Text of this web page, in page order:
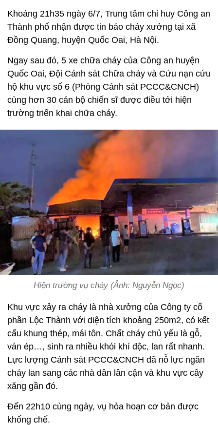
Khoảng 21h35 ngày 6/7, Trung tâm chỉ huy Công an
Thành phố nhận được tin báo cháy xưởng tại xã
Đồng Quang, huyện Quốc Oai, Hà Nội.
Ngay sau đó, 5 xe chữa cháy của Công an huyện
Quốc Oai, Đội Cảnh sát Chữa cháy và Cứu nạn cứu
hộ khu vực số 6 (Phòng Cảnh sát PCCC&CNCH)
cùng hơn 30 cán bộ chiến sĩ được điều tới hiện
trường triển khai chữa cháy.
Hiện trường vụ cháy (Ảnh: Nguyễn Ngọc)
Khu vực xảy ra cháy là nhà xưởng của Công ty cổ
phần Lộc Thành với diện tích khoảng 250m2, có kết
cấu khung thép, mái tôn. Chất cháy chủ yếu là gỗ,
ván ép…, sinh ra nhiều khói khí độc, lan rất nhanh.
Lực lượng Cảnh sát PCCC&CNCH đã nỗ lực ngăn
cháy lan sang các nhà dân lân cận và khu vực cây
xăng gần đó.
Đến 22h10 cùng ngày, vụ hỏa hoạn cơ bản được
khống chế.